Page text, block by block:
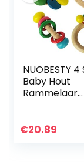
NUOBESTY 4
Baby Hout
Rammelaar
Grijpen
€20.89